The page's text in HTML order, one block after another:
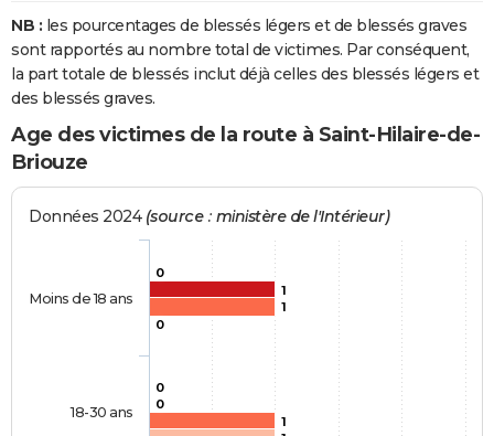
NB : les pourcentages de blessés légers et de blessés graves
sont rapportés au nombre total de victimes. Par conséquent,
la part totale de blessés inclut déjà celles des blessés légers et
des blessés graves.
Age des victimes de la route à Saint-Hilaire-de-
Briouze
Données 2024 (source : ministère de l'Intérieur)
0
0
1
0
1
1
0
Moins de 18 ans
18-30 ans